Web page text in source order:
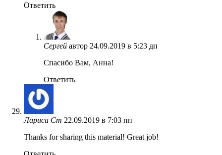
Ответить
Сергей автор 24.09.2019 в 5:23 дп
Спасибо Вам, Анна!
Ответить
Лариса Ст 22.09.2019 в 7:03 пп
Thanks for sharing this material! Great job!